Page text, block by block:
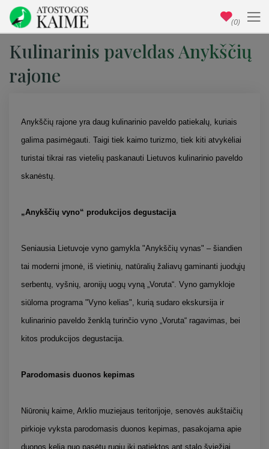
Kulinarinis paveldas Anykščių
rajone
Anykščių rajone yra daug kulinarinio paveldo patiekalų, kuriais
galima pasimėgauti. Taigi tiek kaimo turizmo, tiek kiti atvykėliai
turistai tikrai ras vietelių paskanauti Lietuvos kulinarinio paveldo
skanėstų.
„Anykščių vyno“ produkcijos degustacija
Seniausia Lietuvoje vyno gamykla "Anykščių vynas" – šiandien
tai moderni įmonė, iš vietinių, natūralių žaliavų gaminanti juodųjų
serbentų, vyšnių, aronijų uogų vyną „Voruta“. Vyno gamykloje
siūloma programa "Vyno kelias", kurią sudaro ekskursija ir
kulinarinio paveldo ženklą turinčio vyno „Voruta“ ragavimas, bei
kitos produkcijos degustacija.
Parodomasis duonos kepimas
Niūronių kaime, Arklio muziejaus teritorijoje, senovės aukštaičių
pirkioje vyksta parodomasis duonos kepimas, pasakojama apie
duonos kelią nuo pasėtų rugių iki patiektos ant stalo šviežiai
(0)